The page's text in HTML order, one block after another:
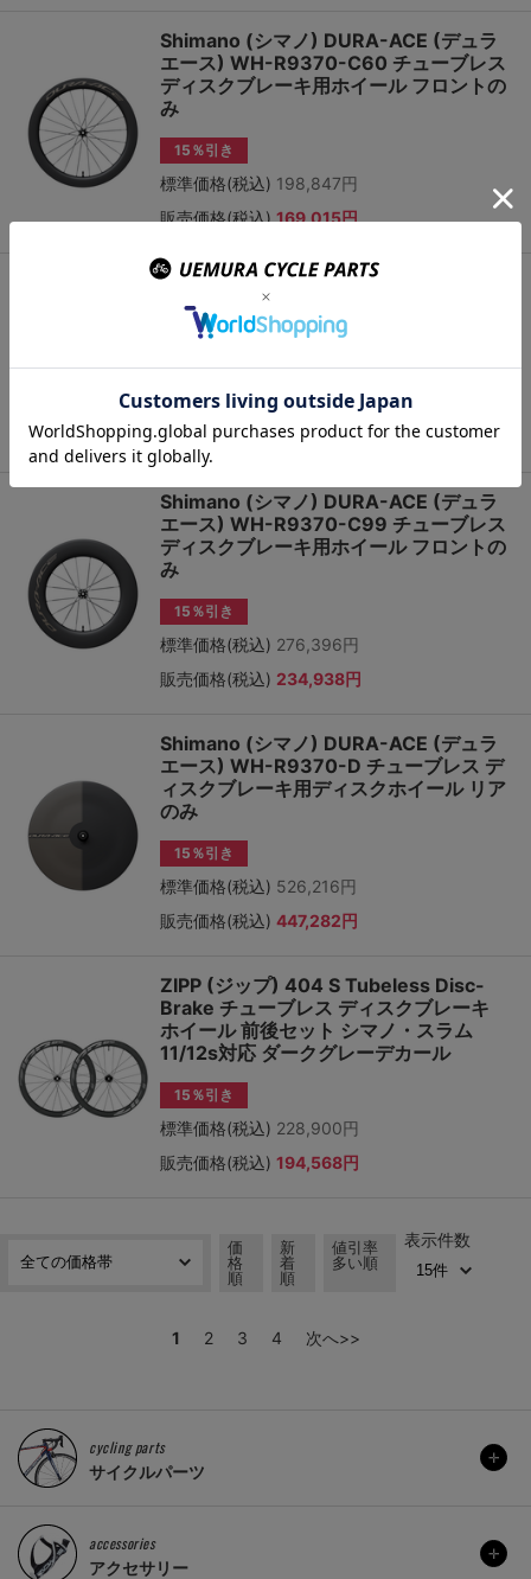
Shimano (シマノ) DURA-ACE (デュラ
エース) WH-R9370-C60 チューブレス
ディスクブレーキ用ホイール フロントの
み
15％引き
標準価格(税込) 198,847円
販売価格(税込) 169,015円
Shimano (シマノ) DURA-ACE (デュラ
エース) WH-R9370-C60 チューブレス
ディスクブレーキ用ホイール リアのみ
15％引き
標準価格(税込) 232,866円
販売価格(税込) 197,934円
Shimano (シマノ) DURA-ACE (デュラ
エース) WH-R9370-C99 チューブレス
ディスクブレーキ用ホイール フロントの
み
15％引き
標準価格(税込) 276,396円
販売価格(税込) 234,938円
Shimano (シマノ) DURA-ACE (デュラ
エース) WH-R9370-D チューブレス デ
ィスクブレーキ用ディスクホイール リア
のみ
15％引き
標準価格(税込) 526,216円
販売価格(税込) 447,282円
ZIPP (ジップ) 404 S Tubeless Disc-
Brake チューブレス ディスクブレーキ
ホイール 前後セット シマノ・スラム
11/12s対応 ダークグレーデカール
15％引き
標準価格(税込) 228,900円
販売価格(税込) 194,568円
価
格
順
新
着
順
値引率
多い順
表示件数
1 2 3 4 次へ>>
cycling parts
サイクルパーツ
accessories
アクセサリー